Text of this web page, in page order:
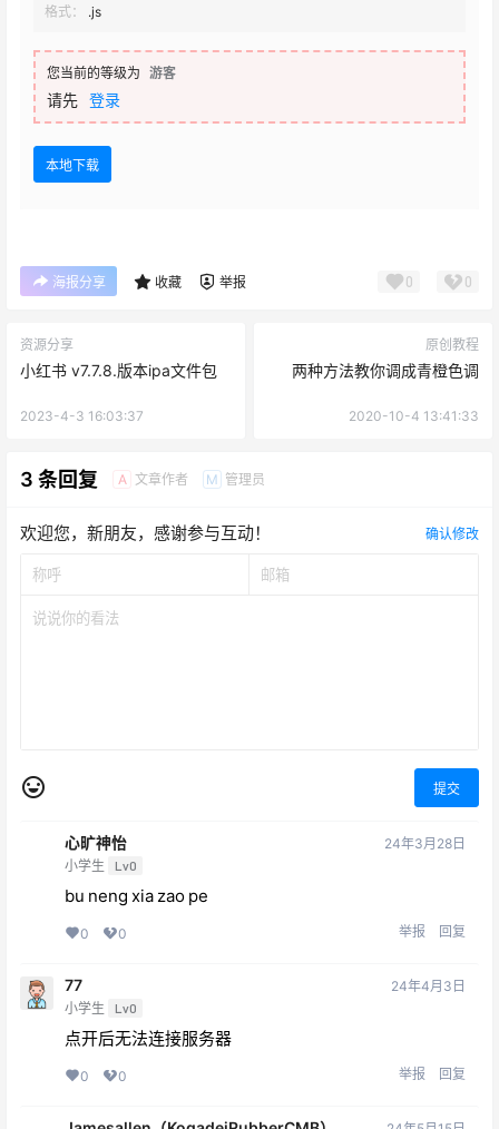
格式：
.js
您当前的等级为 游客
请先 登录
本地下载
海报分享 收藏 举报 0 0
资源分享
小红书 v7.7.8.版本ipa文件包
2023-4-3 16:03:37
原创教程
两种方法教你调成青橙色调
2020-10-4 13:41:33
3 条回复 A 文章作者 M 管理员
欢迎您，新朋友，感谢参与互动！ 确认修改
提交
心旷神怡
小学生 Lv0
24年3月28日
bu neng xia zao pe
0 0 举报 回复
77
小学生 Lv0
24年4月3日
点开后无法连接服务器
0 0 举报 回复